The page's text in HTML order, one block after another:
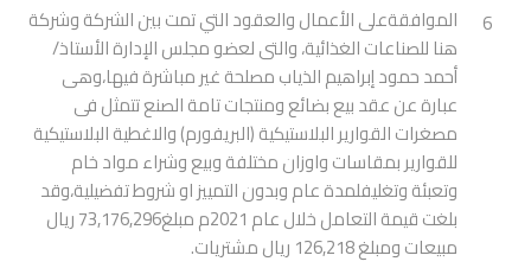
6
الموافقةعلى الأعمال والعقود التي تمت بين الشركة وشركة
هنا للصناعات الغذائية، والتى لعضو مجلس الإدارة الأستاذ/
أحمد حمود إبراهيم الذياب مصلحة غير مباشرة فيها،وهى
عبارة عن عقد بيع بضائع ومنتجات تامة الصنع تتمثل فى
مصغرات القوارير البلاستيكية (البريفورم) والاغطية البلاستيكية
للقوارير بمقاسات واوزان مختلفة وبيع وشراء مواد خام
وتعبئة وتغليفلمدة عام وبدون التمييز او شروط تفضيلية،وقد
بلغت قيمة التعامل خلال عام 2021م مبلغ73,176,296 ريال
مبيعات ومبلغ 126,218 ريال مشتريات.